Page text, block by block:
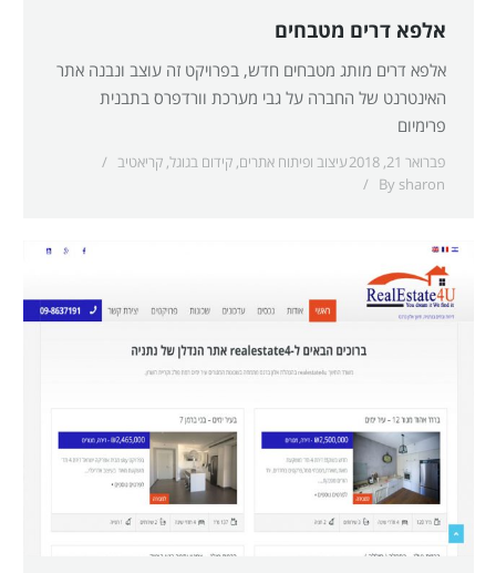
אלפא דרים מטבחים
אלפא דרים מותג מטבחים חדש, בפרויקט זה עוצב ונבנה אתר
האינטרנט של החברה על גבי מערכת וורדפרס בתבנית
פרימיום
פברואר 21, 2018 עיצוב ופיתוח אתרים, קידום בגוגל, קריאטיב
By sharon